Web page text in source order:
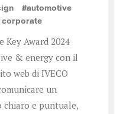
#automotive
Award 2024
& energy con il
web di IVECO
un
chiaro e puntuale,